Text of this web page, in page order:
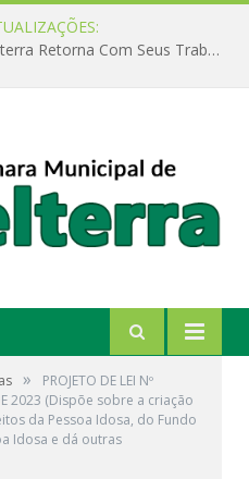
Câmara de Vereadores de Belterra Retorna Com Seus Trabalhos Legislativos
»
PROJETO DE LEI Nº
2023 (Dispõe sobre a criação
da Pessoa Idosa, do Fundo
Idosa e dá outras